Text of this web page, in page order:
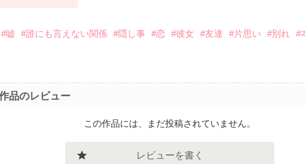
#嘘 #誰にも言えない関係 #隠し事 #恋 #彼女 #友達 #片思い #別れ #
品のレビュー
この作品には、まだ投稿されていません。
レビューを書く